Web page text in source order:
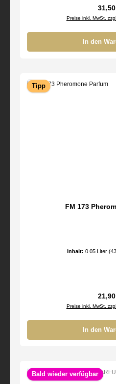
Preise inkl. MwSt.
In den
Tipp
FM 173
Inhalt: 0.05 Liter
Preise inkl. MwSt.
In den
Bald wieder verfügbar